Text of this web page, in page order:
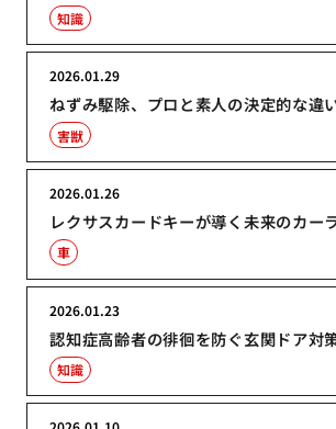
知識
ねずみ駆除、プロと素人の決定的な違
2026.01.29
害獣
レクサスカードキーが導く未来のカー
2026.01.26
車
認知症高齢者の徘徊を防ぐ玄関ドア対
2026.01.23
知識